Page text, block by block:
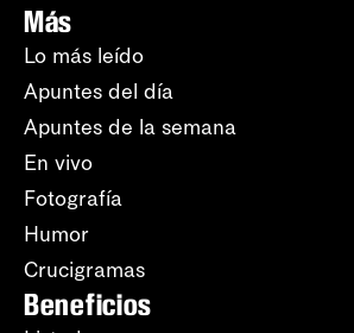
Más
Lo más leído
Apuntes del día
Apuntes de la semana
En vivo
Fotografía
Humor
Crucigramas
Beneficios